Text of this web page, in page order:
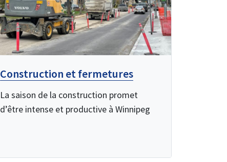
Construction et fermetures
La saison de la construction promet
d’être intense et productive à Winnipeg